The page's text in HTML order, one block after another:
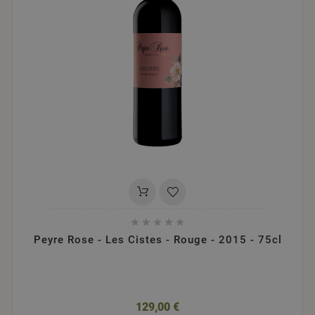
    
Peyre Rose - Les Cistes - Rouge - 2015 - 75cl
129,00 €